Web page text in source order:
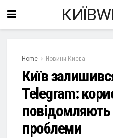
Home Новини Києва
Київ
Telegram:
повідомляють
проблеми